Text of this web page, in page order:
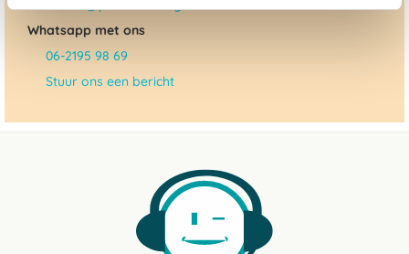
Whatsapp met ons
06-2195 98 69
Stuur ons een bericht